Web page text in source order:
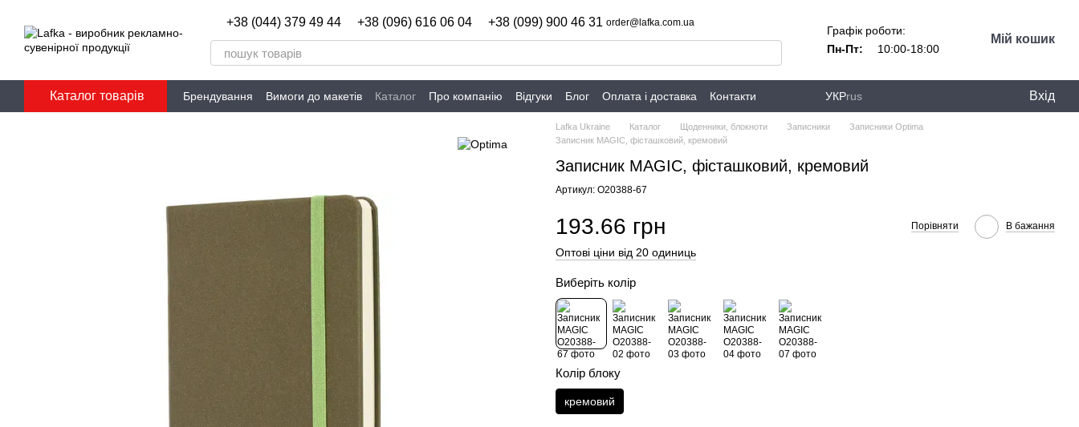
+38 (044) 379 49 44 +38 (096) 616 06 04 +38 (099) 900 46 31 order@lafka.com.ua
Графік роботи:
Пн-Пт:
10:00-18:00
Мій кошик
Каталог товарів Брендування Вимоги до макетів Каталог Про компанію Відгуки Блог Оплата і доставка Контакти УКРrus Вхід
Lafka Ukraine Каталог Щоденники, блокноти Записники
Записники Optima
Записник MAGIC, фісташковий, кремовий
Записник MAGIC, фісташковий, кремовий
Артикул: O20388-67
193.66 грн Порівняти В бажання
Оптові ціни від 20 одиниць
Виберіть колір
Колір блоку
кремовий